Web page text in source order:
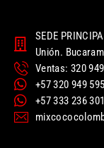
SEDE
Unión.
Ventas: 320
+57 320 949
+57 333 236